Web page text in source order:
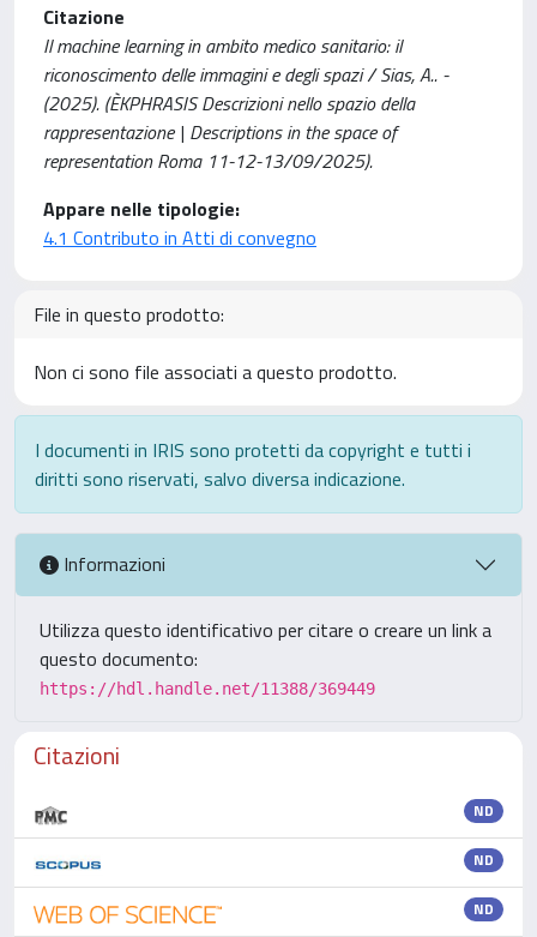
Citazione
Il machine learning in ambito medico sanitario: il
riconoscimento delle immagini e degli spazi / Sias, A.. -
(2025). (ÈKPHRASIS Descrizioni nello spazio della
rappresentazione | Descriptions in the space of
representation Roma 11-12-13/09/2025).
Appare nelle tipologie:
4.1 Contributo in Atti di convegno
File in questo prodotto:
Non ci sono file associati a questo prodotto.
I documenti in IRIS sono protetti da copyright e tutti i
diritti sono riservati, salvo diversa indicazione.
Informazioni
Utilizza questo identificativo per citare o creare un link a
questo documento:
https://hdl.handle.net/11388/369449
Citazioni
ND
ND
ND